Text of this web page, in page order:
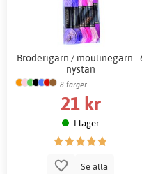
Broderigarn / moulinegarn -
nystan
8 färger
21 kr
I lager
Se alla